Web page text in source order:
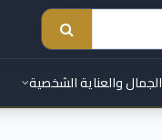
الجمال والعناية الشخصية